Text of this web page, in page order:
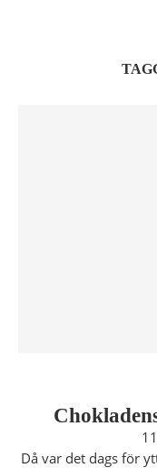
Då var det dags för